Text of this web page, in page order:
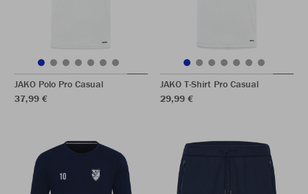
JAKO Polo Pro Casual
37,99 €
JAKO T-Shirt Pro Casual
29,99 €